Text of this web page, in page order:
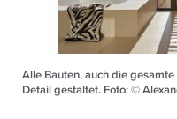
Alle Bauten, auch die
Detail gestaltet. Foto: ©